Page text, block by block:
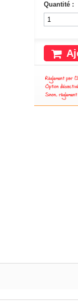
Quantité :